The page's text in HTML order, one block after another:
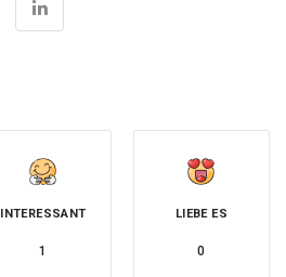
INTERESSANT
1
LIEBE ES
0